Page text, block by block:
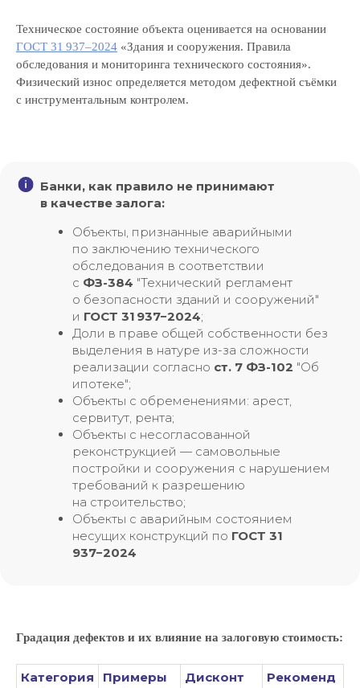
Техническое состояние объекта оценивается на основании
ГОСТ 31 937–2024 «Здания и сооружения. Правила
обследования и мониторинга технического состояния».
Физический износ определяется методом дефектной съёмки
с инструментальным контролем.
Банки, как правило не принимают
в качестве залога:
Объекты, признанные аварийными
по заключению технического
обследования в соответствии
с ФЗ-384 "Технический регламент
о безопасности зданий и сооружений"
и ГОСТ 31 937−2024;
Доли в праве общей собственности без
выделения в натуре из-за сложности
реализации согласно ст. 7 ФЗ-102 "Об
ипотеке";
Объекты с обременениями: арест,
сервитут, рента;
Объекты с несогласованной
реконструкцией — самовольные
постройки и сооружения с нарушением
требований к разрешению
на строительство;
Объекты с аварийным состоянием
несущих конструкций по ГОСТ 31
937−2024
Градация дефектов и их влияние на залоговую стоимость:
Категория
Примеры
Дисконт
Рекоменд